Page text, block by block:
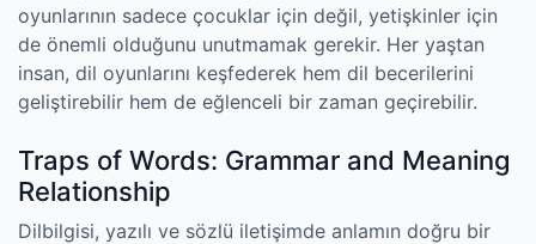
oyunlarının sadece çocuklar için değil, yetişkinler için
de önemli olduğunu unutmamak gerekir. Her yaştan
insan, dil oyunlarını keşfederek hem dil becerilerini
geliştirebilir hem de eğlenceli bir zaman geçirebilir.
Traps of Words: Grammar and Meaning
Relationship
Dilbilgisi, yazılı ve sözlü iletişimde anlamın doğru bir